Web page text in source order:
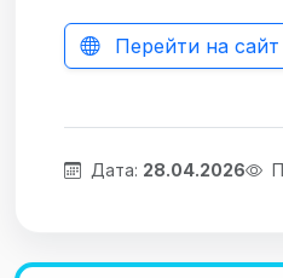
Перейти на сайт
Дата: 28.04.2026